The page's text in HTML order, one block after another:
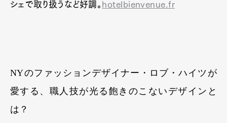
シェで取り扱うなど好調。 hotelbienvenue.fr
NYのファッションデザイナー・ロブ・ハイツが
愛する、職人技が光る飽きのこないデザインと
は？